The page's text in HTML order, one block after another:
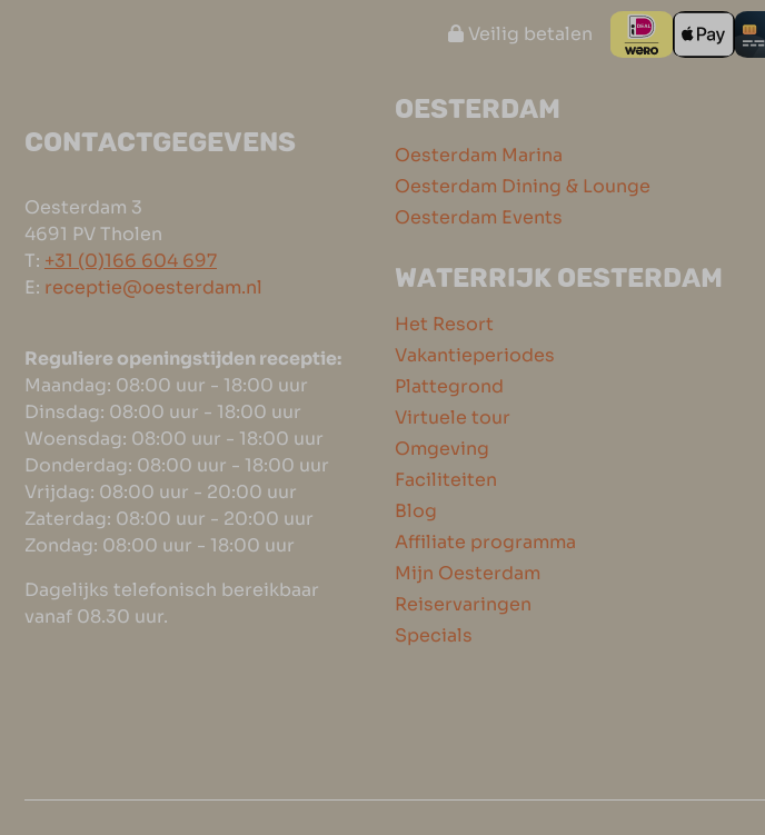
Veilig betalen
CONTACTGEGEVENS
Oesterdam 3
4691 PV Tholen
T: +31 (0)166 604 697
E: receptie@oesterdam.nl
Reguliere openingstijden receptie:
Maandag: 08:00 uur - 18:00 uur
Dinsdag: 08:00 uur - 18:00 uur
Woensdag: 08:00 uur - 18:00 uur
Donderdag: 08:00 uur - 18:00 uur
Vrijdag: 08:00 uur - 20:00 uur
Zaterdag: 08:00 uur - 20:00 uur
Zondag: 08:00 uur - 18:00 uur
Dagelijks telefonisch bereikbaar
vanaf 08.30 uur.
OESTERDAM
Oesterdam Marina
Oesterdam Dining & Lounge
Oesterdam Events
WATERRIJK OESTERDAM
Het Resort
Vakantieperiodes
Plattegrond
Virtuele tour
Omgeving
Faciliteiten
Blog
Affiliate programma
Mijn Oesterdam
Reiservaringen
Specials